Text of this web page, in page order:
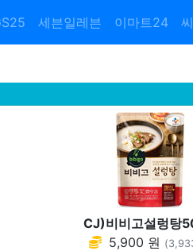
세븐일레븐 이마트24
CJ)비비고설렁탕
5,900 원